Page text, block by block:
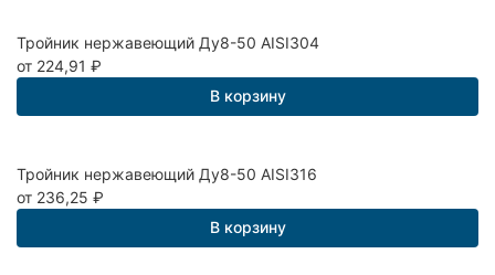
Тройник нержавеющий Ду8-50 AISI304
от 224,91 ₽
В корзину
Тройник нержавеющий Ду8-50 AISI316
от 236,25 ₽
В корзину